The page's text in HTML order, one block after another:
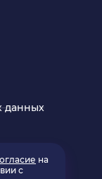
данных